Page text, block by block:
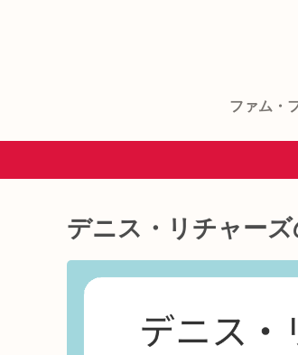
ファム・
デニス・リチャーズ